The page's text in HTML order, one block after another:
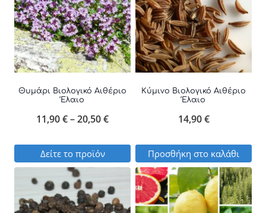
Θυμάρι Βιολογικό Αιθέριο
Έλαιο
11,90€–20,50€Price
through
20,50 €
Δείτε το προϊόν
Αυτό
το
προϊόν
Κύμινο Βιολογικό Αιθέριο
Έλαιο
14,90€
Προσθήκη στο καλάθι